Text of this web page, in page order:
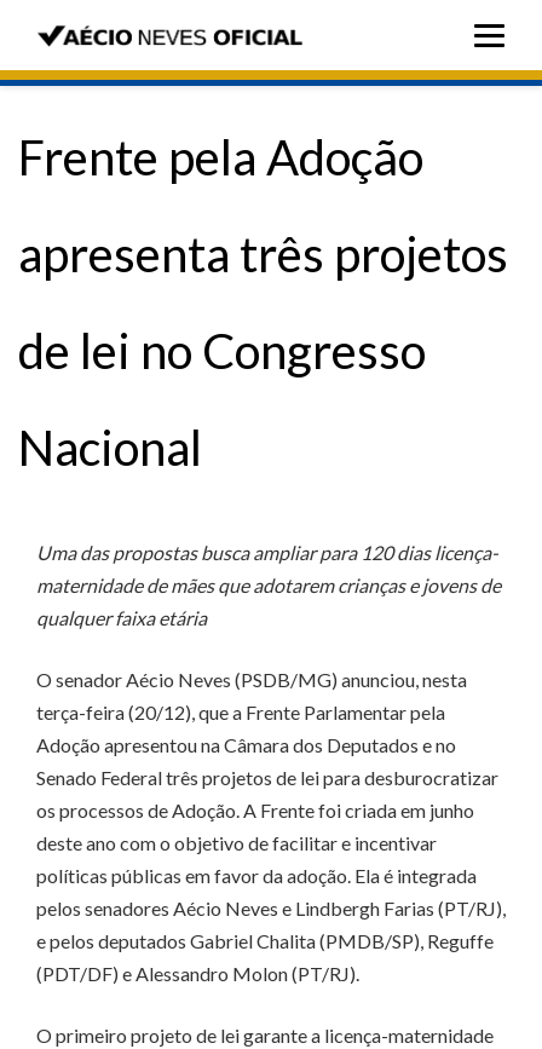
Frente pela Adoção
apresenta três projetos
de lei no Congresso
Nacional
Uma das propostas busca ampliar para 120 dias licença-
maternidade de mães que adotarem crianças e jovens de
qualquer faixa etária
O senador Aécio Neves (PSDB/MG) anunciou, nesta
terça-feira (20/12), que a Frente Parlamentar pela
Adoção apresentou na Câmara dos Deputados e no
Senado Federal três projetos de lei para desburocratizar
os processos de Adoção. A Frente foi criada em junho
deste ano com o objetivo de facilitar e incentivar
políticas públicas em favor da adoção. Ela é integrada
pelos senadores Aécio Neves e Lindbergh Farias (PT/RJ),
e pelos deputados Gabriel Chalita (PMDB/SP), Reguffe
(PDT/DF) e Alessandro Molon (PT/RJ).
O primeiro projeto de lei garante a licença-maternidade